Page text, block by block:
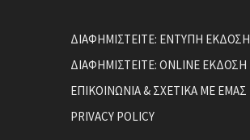
ΔΙΑΦΗΜΙΣΤΕΙΤΕ: ΕΝΤΥΠΗ ΕΚΔΟΣΗ
ΔΙΑΦΗΜΙΣΤΕΙΤΕ: ONLINE ΕΚΔΟΣΗ
ΕΠΙΚΟΙΝΩΝΙΑ & ΣΧΕΤΙΚΑ ΜΕ ΕΜΑΣ
PRIVACY POLICY